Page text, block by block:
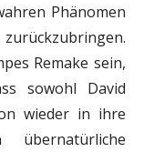
Phänomen
Remake sein,
sowohl David
wieder in ihre